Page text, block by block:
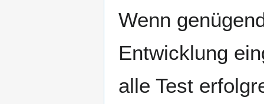
Wenn
Entwicklung
alle Test